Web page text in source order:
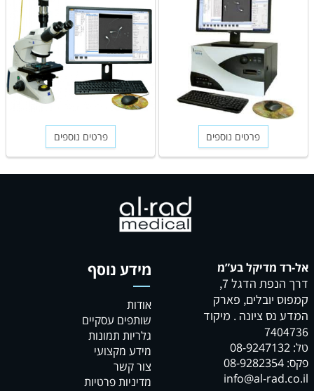
פרטים נוספים פרטים נוספים
מדיקל בע”מ
דרך הנפת הדגל 7,
יובלים, פארק
ציונה . מיקוד
info@al-
מידע נוסף
שותפים עסקיים
גלריות תמונות
מידע מקצועי
צור קשר
מדיניות פרטיות